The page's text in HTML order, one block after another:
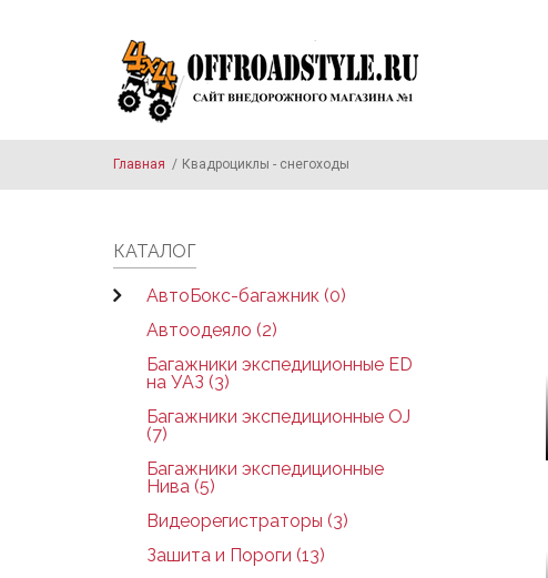
Главная / Квадроциклы - снегоходы
КАТАЛОГ
АвтоБокс-багажник (0)
Автоодеяло (2)
Багажники экспедиционные ED
на УАЗ (3)
Багажники экспедиционные OJ
(7)
Багажники экспедиционные
Нива (5)
Видеорегистраторы (3)
Зашита и Пороги (13)